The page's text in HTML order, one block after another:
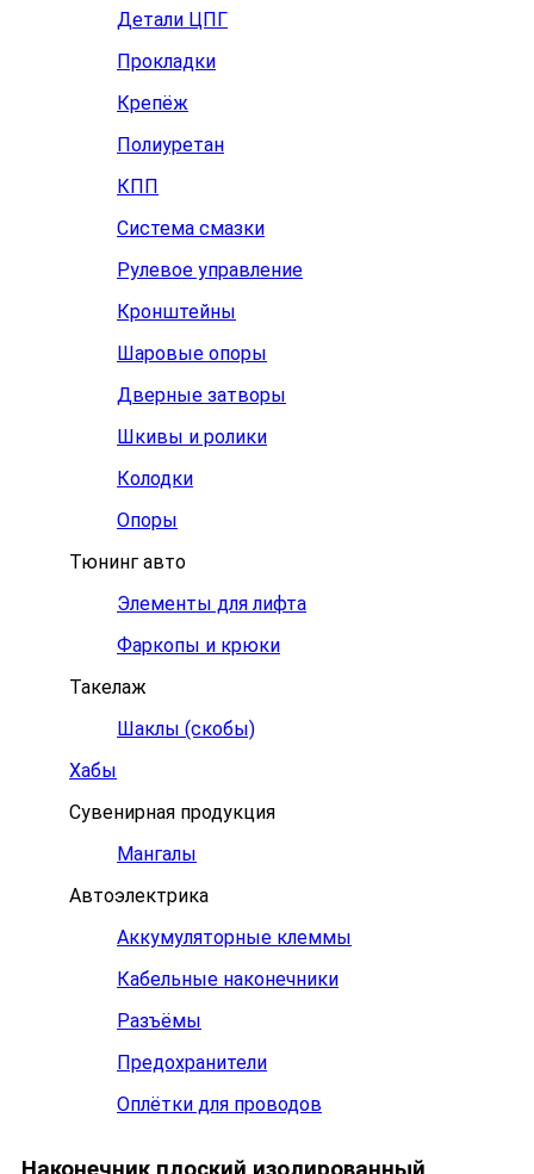
Детали ЦПГ
Прокладки
Крепёж
Полиуретан
КПП
Система смазки
Рулевое управление
Кронштейны
Шаровые опоры
Дверные затворы
Шкивы и ролики
Колодки
Опоры
Тюнинг авто
Элементы для лифта
Фаркопы и крюки
Такелаж
Шаклы (скобы)
Хабы
Сувенирная продукция
Мангалы
Автоэлектрика
Аккумуляторные клеммы
Кабельные наконечники
Разъёмы
Предохранители
Оплётки для проводов